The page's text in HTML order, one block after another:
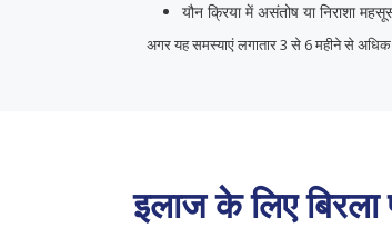
यौन क्रिया में असंतोष या निराशा
अगर यह समस्याएं लगातार 3 से 6 महीने से
इलाज के लिए